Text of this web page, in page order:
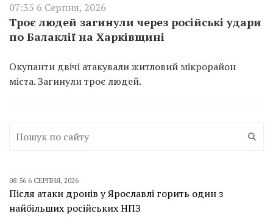
07:35 6 Серпня, 2026
Троє людей загинули через російські удари
по Балаклії на Харківщині
Окупанти двічі атакували житловий мікрорайон
міста. Загинули троє людей.
08:56 6 СЕРПНЯ, 2026
Після атаки дронів у Ярославлі горить один з
найбільших російських НПЗ